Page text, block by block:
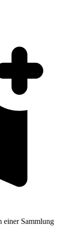
einer Sammlung